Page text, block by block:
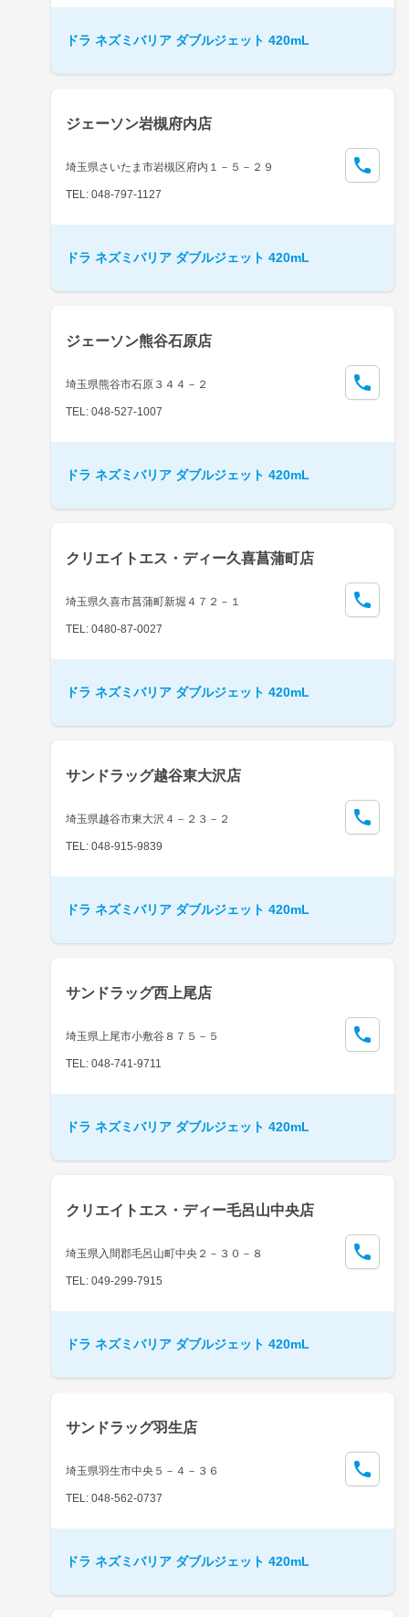
ドラ ネズミバリア ダブルジェット 420mL
ジェーソン岩槻府内店
埼玉県さいたま市岩槻区府内１－５－２９
TEL: 048-797-1127
ドラ ネズミバリア ダブルジェット 420mL
ジェーソン熊谷石原店
埼玉県熊谷市石原３４４－２
TEL: 048-527-1007
ドラ ネズミバリア ダブルジェット 420mL
クリエイトエス・ディー久喜菖蒲町店
埼玉県久喜市菖蒲町新堀４７２－１
TEL: 0480-87-0027
ドラ ネズミバリア ダブルジェット 420mL
サンドラッグ越谷東大沢店
埼玉県越谷市東大沢４－２３－２
TEL: 048-915-9839
ドラ ネズミバリア ダブルジェット 420mL
サンドラッグ西上尾店
埼玉県上尾市小敷谷８７５－５
TEL: 048-741-9711
ドラ ネズミバリア ダブルジェット 420mL
クリエイトエス・ディー毛呂山中央店
埼玉県入間郡毛呂山町中央２－３０－８
TEL: 049-299-7915
ドラ ネズミバリア ダブルジェット 420mL
サンドラッグ羽生店
埼玉県羽生市中央５－４－３６
TEL: 048-562-0737
ドラ ネズミバリア ダブルジェット 420mL